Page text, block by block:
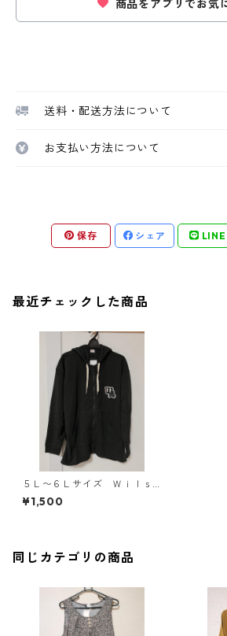
商品をアプリでお気
送料・配送方法について
お支払い方法について
保存 シェア LINE
最近チェックした商品
５Ｌ〜６Ｌサイズ Ｗｉｌｓ
ｏｎ 裏起毛 ジップアップ
パーカー ブラック KAE-43
¥1,500
同じカテゴリの商品